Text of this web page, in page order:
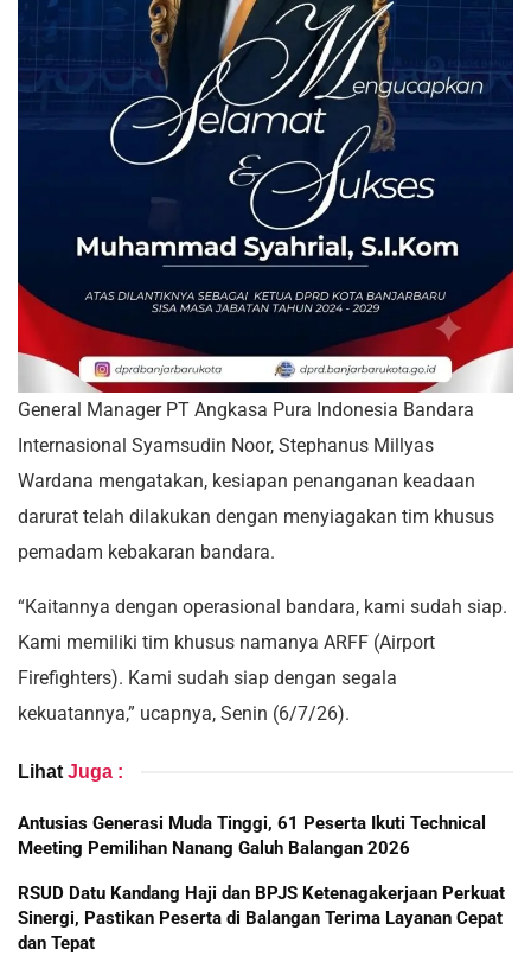
General Manager PT Angkasa Pura Indonesia Bandara
Internasional Syamsudin Noor, Stephanus Millyas
Wardana mengatakan, kesiapan penanganan keadaan
darurat telah dilakukan dengan menyiagakan tim khusus
pemadam kebakaran bandara.
“Kaitannya dengan operasional bandara, kami sudah siap.
Kami memiliki tim khusus namanya ARFF (Airport
Firefighters). Kami sudah siap dengan segala
kekuatannya,” ucapnya, Senin (6/7/26).
Lihat Juga :
Antusias Generasi Muda Tinggi, 61 Peserta Ikuti Technical
Meeting Pemilihan Nanang Galuh Balangan 2026
RSUD Datu Kandang Haji dan BPJS Ketenagakerjaan Perkuat
Sinergi, Pastikan Peserta di Balangan Terima Layanan Cepat
dan Tepat